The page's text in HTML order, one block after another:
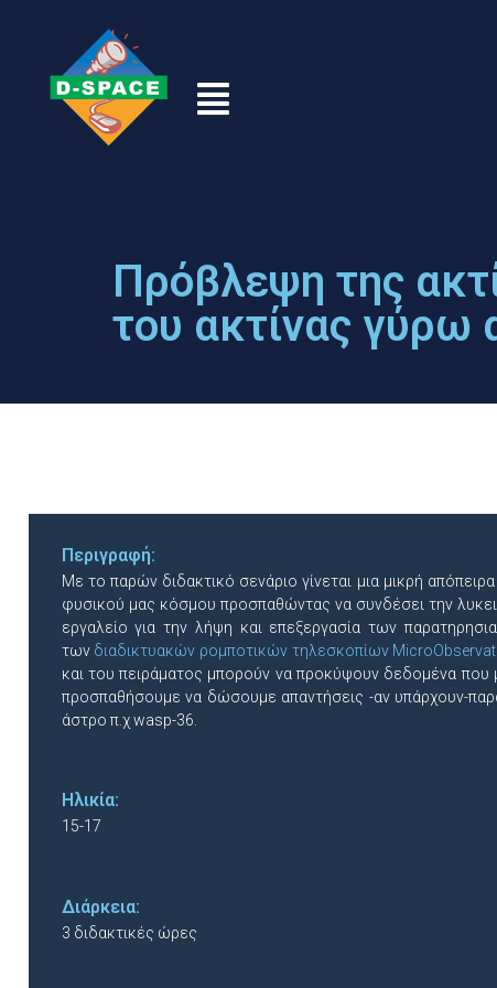
Πρόβλεψη της
του ακτίνας γύρω
Περιγραφή:
Mε το παρών διδακτικό σενάριο γίνεται μια μικρή
φυσικού μας κόσμου προσπαθώντας να συνδέσει την
εργαλείο για την λήψη και επεξεργασία των
των διαδικτυακών ρομποτικών τηλεσκοπίων
και του πειράματος μπορούν να προκύψουν δεδομένα που
προσπαθήσουμε να δώσουμε απαντήσεις -αν υπάρχουν-
άστρο π.χ wasp-36.
Ηλικία:
15-17
Διάρκεια:
3 διδακτικές ώρες